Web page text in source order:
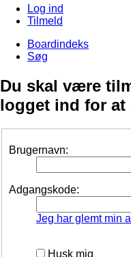
Log ind
Tilmeld
Boardindeks
Søg
Du skal være
logget ind for at
Brugernavn:
Adgangskode:
Jeg har glemt min
Husk mig